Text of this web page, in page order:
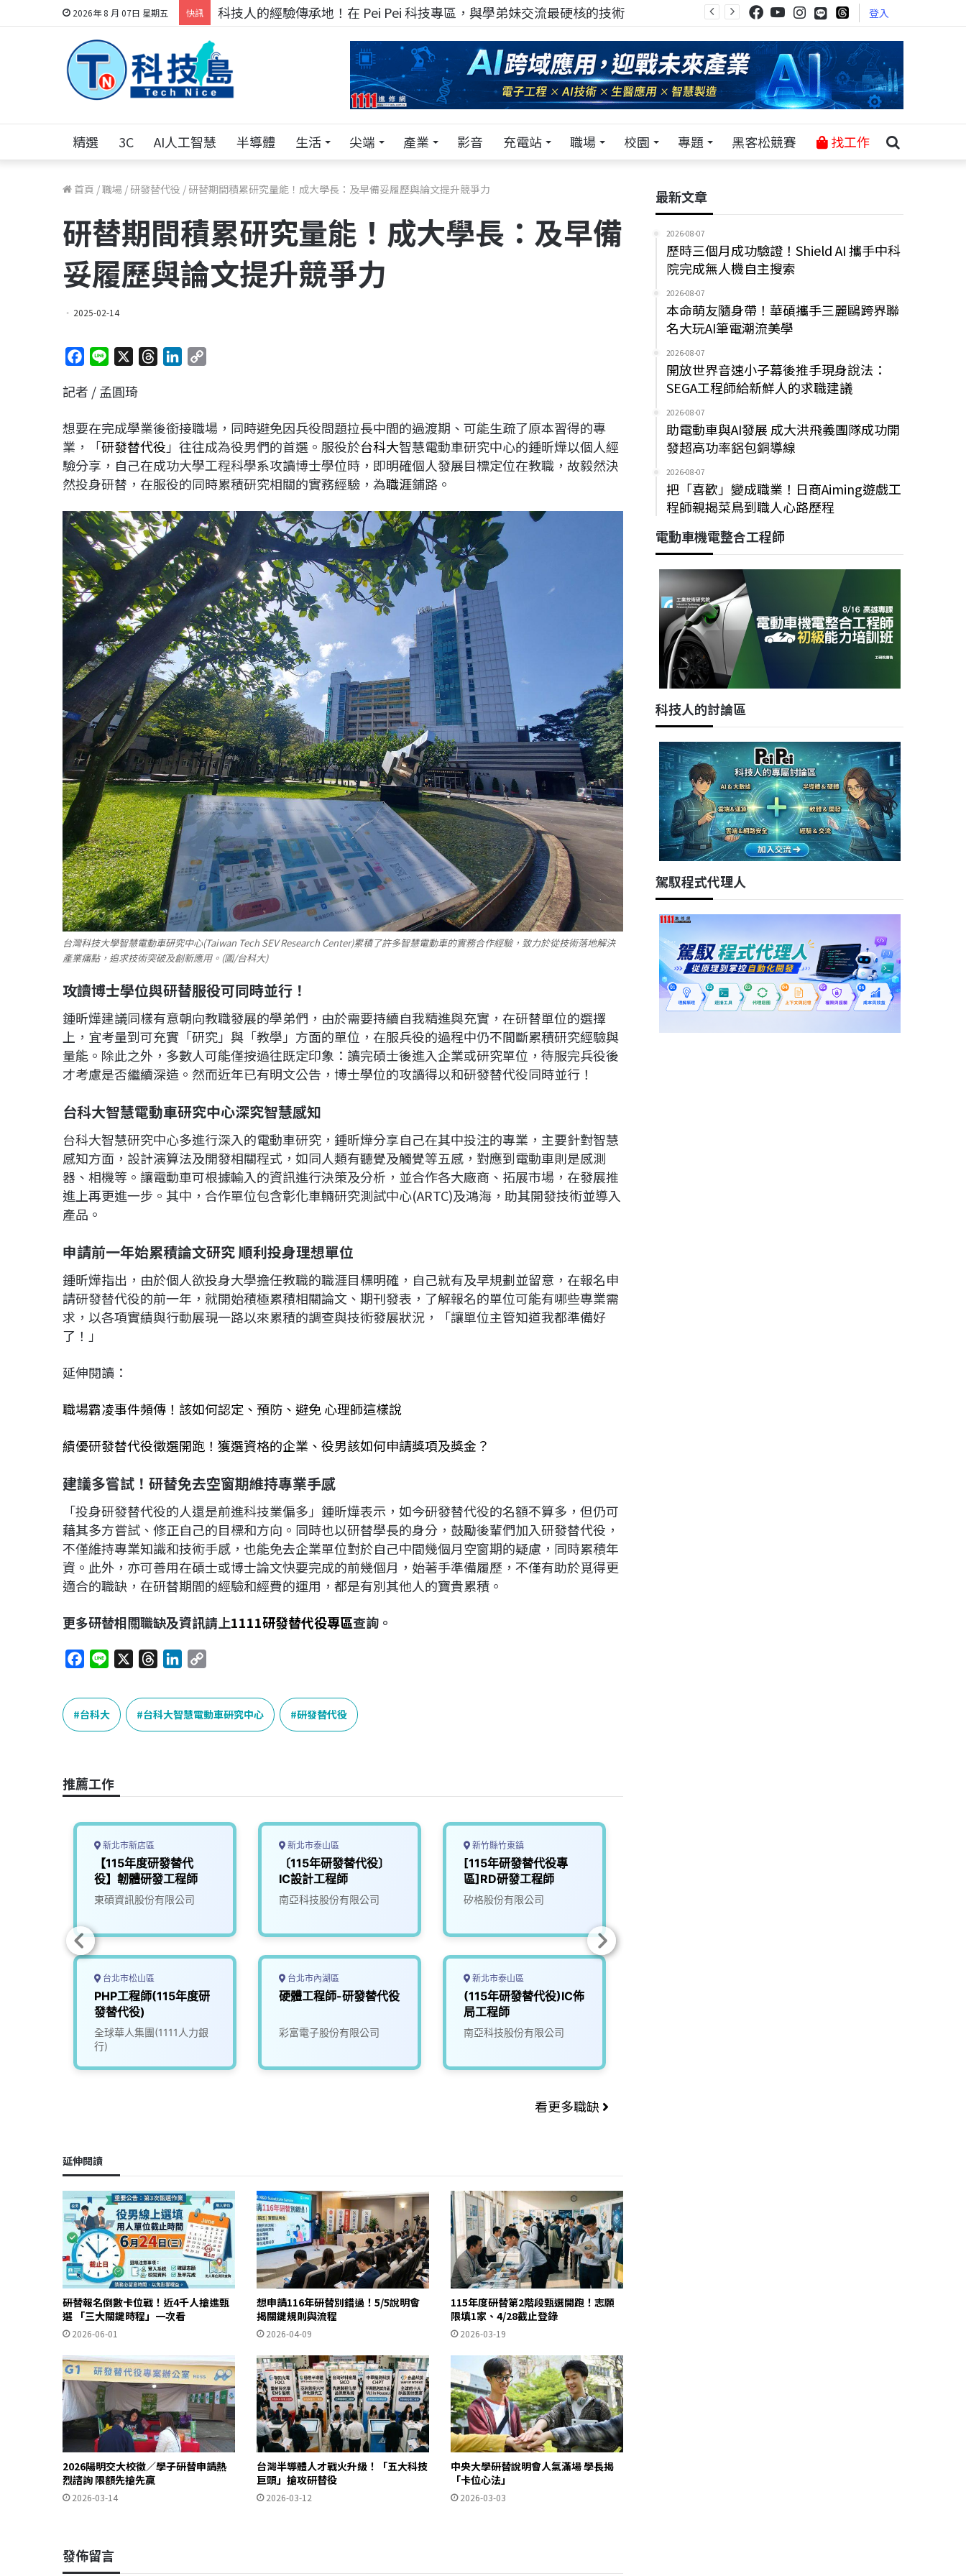
2026年 8 月 07日 星期五 快訊 科技人找工作，就到TECH+ 科技專區! 登入
精選 3C AI人工智慧 半導體 生活 尖端 產業 影音 充電站 職場 校園 專題 黑客松競賽 找工作
首頁 /職場 / 研發替代役 / 研替期間積累研究量能！成大學長：及早備妥履歷與論文提升競爭力
研替期間積累研究量能！成大學長：及早備
妥履歷與論文提升競爭力
2025-02-14
c
b
o
k
n
a
d
s
e
d
I
n
L
i
n
k
記者 / 孟圓琦
想要在完成學業後銜接職場，同時避免因兵役問題拉長中間的過渡期、可能生疏了原本習得的專
業，「研發替代役 」往往成為役男們的首選。服役於台科大智慧電動車研究中心的鍾昕燁以個人經
驗分享，自己在成功大學工程科學系攻讀博士學位時，即明確個人發展目標定位在教職，故毅然決
然投身研替，在服役的同時累積研究相關的實務經驗，為職涯鋪路。
台灣科技大學智慧電動車研究中心(Taiwan Tech SEV Research Center)累積了許多智慧電動車的實務合作經驗，致力於從技術落地解決
產業痛點，追求技術突破及創新應用。(圖/台科大)
攻讀博士學位與研替服役可同時並行！
鍾昕燁建議同樣有意朝向教職發展的學弟們，由於需要持續自我精進與充實，在研替單位的選擇
上，宜考量到可充實「研究」與「教學」方面的單位，在服兵役的過程中仍不間斷累積研究經驗與
量能。除此之外，多數人可能僅按過往既定印象：讀完碩士後進入企業或研究單位，待服完兵役後
才考慮是否繼續深造。然而近年已有明文公告，博士學位的攻讀得以和研發替代役同時並行！
台科大智慧電動車研究中心深究智慧感知
台科大智慧研究中心多進行深入的電動車研究，鍾昕燁分享自己在其中投注的專業，主要針對智慧
感知方面，設計演算法及開發相關程式，如同人類有聽覺及觸覺等五感，對應到電動車則是感測
器、相機等。讓電動車可根據輸入的資訊進行決策及分析，並合作各大廠商、拓展市場，在發展推
進上再更進一步。其中，合作單位包含彰化車輛研究測試中心(ARTC)及鴻海，助其開發技術並導入
產品。
申請前一年始累積論文研究順利投身理想單位
鍾昕燁指出，由於個人欲投身大學擔任教職的職涯目標明確，自己就有及早規劃並留意，在報名申
請研發替代役的前一年，就開始積極累積相關論文、期刊發表，了解報名的單位可能有哪些專業需
求，以各項實績與行動展現一路以來累積的調查與技術發展狀況，「讓單位主管知道我都準備好
了！」
延伸閱讀：
職場霸凌事件頻傳！該如何認定、預防、避免 心理師這樣說
績優研發替代役徵選開跑！獲選資格的企業、役男該如何申請獎項及獎金？
建議多嘗試！研替免去空窗期維持專業手感
「投身研發替代役的人還是前進科技業偏多」鍾昕燁表示，如今研發替代役的名額不算多，但仍可
藉其多方嘗試、修正自己的目標和方向。同時也以研替學長的身分，鼓勵後輩們加入研發替代役，
不僅維持專業知識和技術手感，也能免去企業單位對於自己中間幾個月空窗期的疑慮，同時累積年
資。此外，亦可善用在碩士或博士論文快要完成的前幾個月，始著手準備履歷，不僅有助於覓得更
適合的職缺，在研替期間的經驗和經費的運用，都是有別其他人的寶貴累積。
更多研替相關職缺及資訊請上1111研發替代役專區查詢。
c
e
b
k
n
e
r
e
a
n
k
e
p
y
L
台科大 台科大智慧電動車研究中心 研發替代役
推薦工作
新北市新店區
【115年度研發替代
役】韌體研發工程師
東碩資訊股份有限公司
台北市松山區
PHP工程師(115年度研
發替代役)
全球華人集團(1111人力銀
行)
新北市泰山區
〔115年研發替代役〕
IC設計工程師
南亞科技股份有限公司
台北市內湖區
硬體工程師-研發替代役
彩富電子股份有限公司
新竹縣竹東鎮
[115年研發替代役專
區]RD研發工程師
矽格股份有限公司
新北市泰山區
(115年研發替代役)IC佈
局工程師
南亞科技股份有限公司
看更多職缺
延伸閱讀
研替報名倒數卡位戰！近4千人搶進甄
選 「三大關鍵時程」一次看
2026-06-01
想申請116年研替別錯過！5/5說明會
揭關鍵規則與流程
2026-04-09
115年度研替第2階段甄選開跑！志願
限填1家、4/28截止登錄
2026-03-19
2026陽明交大校徵／學子研替申請熱
烈諮詢 限額先搶先贏
2026-03-14
台灣半導體人才戰火升級！「五大科技
巨頭」搶攻研替役
2026-03-12
中央大學研替說明會人氣滿場 學長揭
「卡位心法」
2026-03-03
發佈留言
最新文章
2026-08-07
歷時三個月成功驗證！Shield AI 攜手中科
院完成無人機自主搜索
2026-08-07
本命萌友隨身帶！華碩攜手三麗鷗跨界聯
名大玩AI筆電潮流美學
2026-08-07
開放世界音速小子幕後推手現身說法：
SEGA工程師給新鮮人的求職建議
2026-08-07
助電動車與AI發展 成大洪飛義團隊成功開
發超高功率鋁包銅導線
2026-08-07
把「喜歡」變成職業！日商Aiming遊戲工
程師親揭菜鳥到職人心路歷程
電動車機電整合工程師
科技人的討論區
駕馭程式代理人